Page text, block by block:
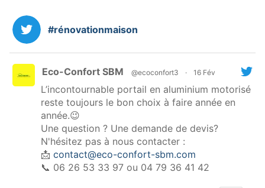
#rénovationmaison
Eco-Confort SBM @ecoconfort3 · 16 Fév
L’incontournable portail en aluminium motorisé
reste toujours le bon choix à faire année en
année.😉
Une question ? Une demande de devis?
N'hésitez pas à nous contacter :
📩 contact@eco-confort-sbm.com
📞 06 26 53 33 97 ou 04 79 36 41 42